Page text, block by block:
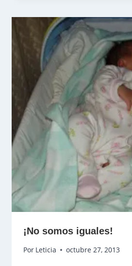
¡No somos iguales!
Por Leticia octubre 27, 2013